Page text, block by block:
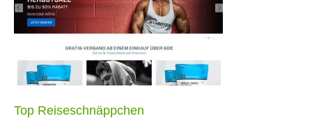
Top Reiseschnäppchen